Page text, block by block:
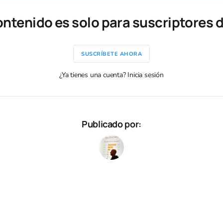
es solo para suscriptores
SUSCRÍBETE AHORA
¿Ya tienes una cuenta? Inicia sesión
Publicado por: